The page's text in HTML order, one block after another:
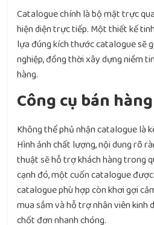
Catalogue chính là bộ mặt trực
hiện diện trực tiếp. Một thiết kế
lựa đúng kích thước catalogue sẽ
nghiệp, đồng thời xây dựng niềm
hàng.
Công cụ bán
Không thể phủ nhận catalogue là
Hình ảnh chất lượng, nội dung rõ
thuật sẽ hỗ trợ khách hàng trong
cạnh đó, một cuốn catalogue
catalogue phù hợp còn khơi gợi
mua sắm và hỗ trợ nhân viên kinh
chốt đơn nhanh chóng.